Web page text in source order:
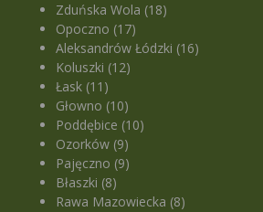
Zduńska Wola (18)
Opoczno (17)
Aleksandrów Łódzki (16)
Koluszki (12)
Łask (11)
Głowno (10)
Poddębice (10)
Ozorków (9)
Pajęczno (9)
Błaszki (8)
Rawa Mazowiecka (8)